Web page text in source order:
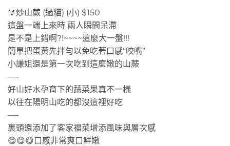
🥢炒山蕨 (過貓) (小) $150
這盤一端上來時 兩人瞬間呆滯
是不是上錯啊?!~~~~這麼大一盤!!!
簡單把蛋黃先拌勻以免吃著口感“咬嘴”
小謙姐還是第一次吃到這麼嫩的山蕨
—-
好山好水孕育下的蔬菜果真不一樣
以往在陽明山吃的都沒這裡好吃
—-
裏頭還添加了客家福菜增添風味與層次感
😋😋😋口感非常爽口鮮嫩